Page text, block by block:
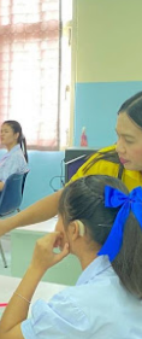
การเงินครั้งยิ่ง
Expo Korat
มุ่งเน้นการ
ซับซ้อนให้กลา
นใหม่ทางการ
มอีกครั้งในการเข้
ออกเฉียงเหนือ
มุ่งเน้นการ
เป็นเรื่องง่าย พร้อ
ชาชน
รูปร่างต่างกัน
ไม่ควรใช้ที่นอนแ